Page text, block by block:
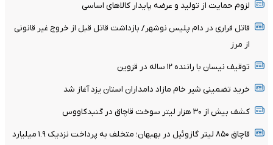
لزوم حمایت از تولید و عرضه پایدار کالاهای اساسی
قاتل فراری در دام پلیس نوشهر/ بازداشت قاتل قبل از خروج غیر قانونی
از مرز
توقیف نیسان با راننده ۱۲ ساله در قزوین
خرید تضمینی شیر خام مازاد دامداران استان یزد آغاز شد
کشف بیش از ۳۰ هزار لیتر سوخت قاچاق در گنبدکاووس
قاچاق ۸۵۰ لیتر گازوئیل در بهبهان؛ متخلف به پرداخت نزدیک ۱.۹ میلیارد